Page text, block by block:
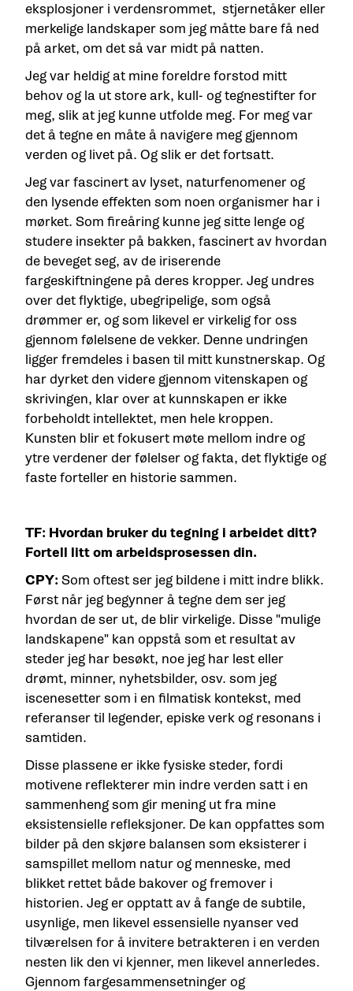
eksplosjoner i verdensrommet, stjernetåker eller
merkelige landskaper som jeg måtte bare få ned
på arket, om det så var midt på natten.
Jeg var heldig at mine foreldre forstod mitt
behov og la ut store ark, kull- og tegnestifter for
meg, slik at jeg kunne utfolde meg. For meg var
det å tegne en måte å navigere meg gjennom
verden og livet på. Og slik er det fortsatt.
Jeg var fascinert av lyset, naturfenomener og
den lysende effekten som noen organismer har i
mørket. Som fireåring kunne jeg sitte lenge og
studere insekter på bakken, fascinert av hvordan
de beveget seg, av de iriserende
fargeskiftningene på deres kropper. Jeg undres
over det flyktige, ubegripelige, som også
drømmer er, og som likevel er virkelig for oss
gjennom følelsene de vekker. Denne undringen
ligger fremdeles i basen til mitt kunstnerskap. Og
har dyrket den videre gjennom vitenskapen og
skrivingen, klar over at kunnskapen er ikke
forbeholdt intellektet, men hele kroppen.
Kunsten blir et fokusert møte mellom indre og
ytre verdener der følelser og fakta, det flyktige og
faste forteller en historie sammen.
TF: Hvordan bruker du tegning i arbeidet ditt?
Fortell litt om arbeidsprosessen din.
CPY:Som oftest ser jeg bildene i mitt indre blikk.
Først når jeg begynner å tegne dem ser jeg
hvordan de ser ut, de blir virkelige. Disse "mulige
landskapene" kan oppstå som et resultat av
steder jeg har besøkt, noe jeg har lest eller
drømt, minner, nyhetsbilder, osv. som jeg
iscenesetter som i en filmatisk kontekst, med
referanser til legender, episke verk og resonans i
samtiden.
Disse plassene er ikke fysiske steder, fordi
motivene reflekterer min indre verden satt i en
sammenheng som gir mening ut fra mine
eksistensielle refleksjoner. De kan oppfattes som
bilder på den skjøre balansen som eksisterer i
samspillet mellom natur og menneske, med
blikket rettet både bakover og fremover i
historien. Jeg er opptatt av å fange de subtile,
usynlige, men likevel essensielle nyanser ved
tilværelsen for å invitere betrakteren i en verden
nesten lik den vi kjenner, men likevel annerledes.
Gjennom fargesammensetninger og